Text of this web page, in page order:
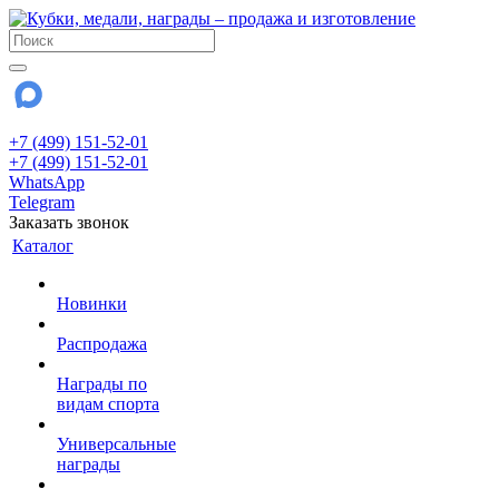
+7 (499) 151-52-01
+7 (499) 151-52-01
WhatsApp
Telegram
Заказать звонок
Каталог
Новинки
Распродажа
Награды по
видам спорта
Универсальные
награды